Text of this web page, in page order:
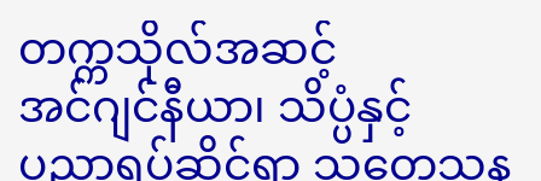
တက္ကသိုလ်အဆင့်
အင်ဂျင်နီယာ၊ သိပ္ပံနှင့်
ပညာရပ်ဆိုင်ရာ သုတေသန